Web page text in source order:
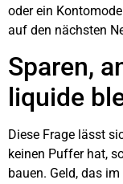
oder ein
auf den nächs­ten
Spa­ren,
liqui­de
Die­se Fra­ge lässt
kei­nen Puf­fer hat,
bau­en. Geld, das